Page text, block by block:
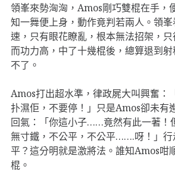
領峯來勢洶洶，Amos剛巧雙棍在手，
知一舞便上身，動作竟判若兩人。領
速，只有眼花瞭亂，根本無法招架，
而功力高，中了十幾棍後，總算退到
不了。
Amos打出超水準，律政屍大叫興奮：
扑濕佢，不要停！」只是Amos卻未有
回氣：「你這小子……竟然有此一著！
無寸鐵，不公平，不公平…….呀！」行
平？這分明就是激將法。誰知Amos咁
棍。